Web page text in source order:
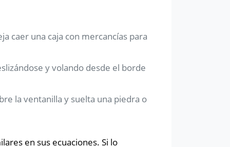
caer una caja con mercancías para
y volando desde el borde
la ventanilla y suelta una piedra o
en sus ecuaciones. Si lo